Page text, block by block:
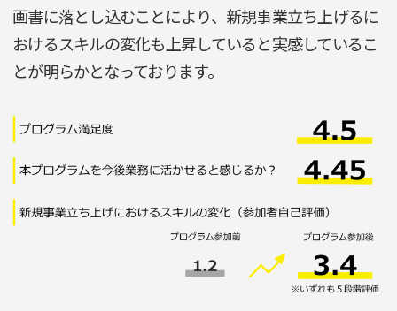
画書に落とし込むことにより、新規事業立ち上げるに
おけるスキルの変化も上昇していると実感しているこ
とが明らかとなっております。